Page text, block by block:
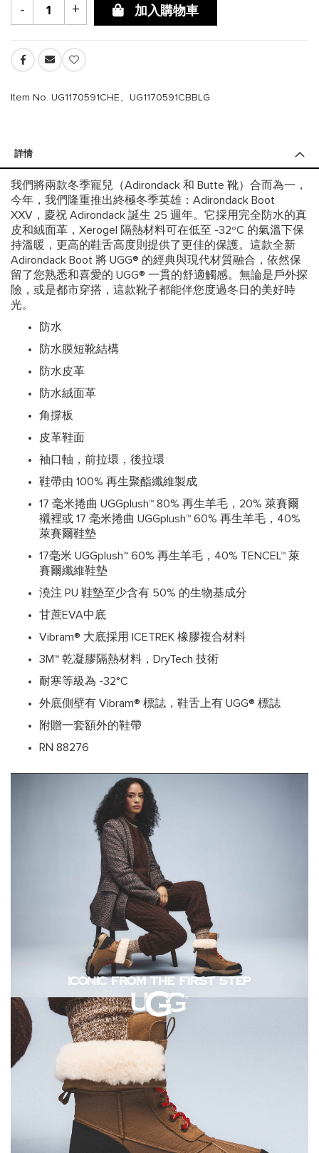
- + 加入購物車
Item No. UG1170591CHE、UG1170591CBBLG
詳情
我們將兩款冬季寵兒（Adirondack 和 Butte 靴）合而為一，
今年，我們隆重推出終極冬季英雄：Adirondack Boot
XXV，慶祝 Adirondack 誕生 25 週年。它採用完全防水的真
皮和絨面革，Xerogel 隔熱材料可在低至 -32ºC 的氣溫下保
持溫暖，更高的鞋舌高度則提供了更佳的保護。這款全新
Adirondack Boot 將 UGG® 的經典與現代材質融合，依然保
留了您熟悉和喜愛的 UGG® 一貫的舒適觸感。無論是戶外探
險，或是都市穿搭，這款靴子都能伴您度過冬日的美好時
光。
防水
防水膜短靴結構
防水皮革
防水絨面革
角撐板
皮革鞋面
袖口軸，前拉環，後拉環
鞋帶由 100% 再生聚酯纖維製成
17 毫米捲曲 UGGplush™ 80% 再生羊毛，20% 萊賽爾
襯裡或 17 毫米捲曲 UGGplush™ 60% 再生羊毛，40%
萊賽爾鞋墊
17毫米 UGGplush™ 60% 再生羊毛，40% TENCEL™ 萊
賽爾纖維鞋墊
澆注 PU 鞋墊至少含有 50% 的生物基成分
甘蔗EVA中底
Vibram® 大底採用 ICETREK 橡膠複合材料
3M™ 乾凝膠隔熱材料，DryTech 技術
耐寒等級為 -32°C
外底側壁有 Vibram® 標誌，鞋舌上有 UGG® 標誌
附贈一套額外的鞋帶
RN 88276